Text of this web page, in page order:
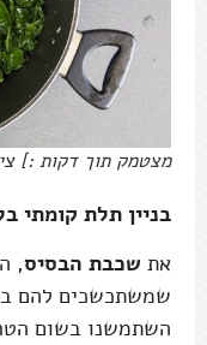
מצטמק תוך דקות :]
בניין תלת קומתי
את שכבת הבסיס,
שמשתכשכים להם
השתמשנו בשום